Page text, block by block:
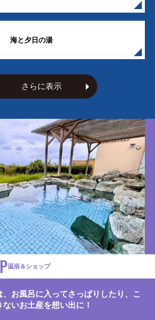
海と夕日の湯
さらに表示
温浴＆ショップ
お風呂に入ってさっぱりしたり、こ
いお土産を想い出に！